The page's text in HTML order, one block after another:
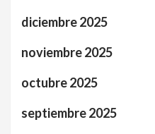
diciembre 2025
noviembre 2025
octubre 2025
septiembre 2025